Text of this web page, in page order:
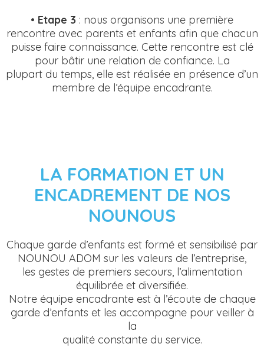
• Etape 3 : nous organisons une première
rencontre avec parents et enfants afin que chacun
puisse faire connaissance. Cette rencontre est clé
pour bâtir une relation de confiance. La
plupart du temps, elle est réalisée en présence d’un
membre de l’équipe encadrante.
LA FORMATION ET UN
ENCADREMENT DE NOS
NOUNOUS
Chaque garde d’enfants est formé et sensibilisé par
NOUNOU ADOM sur les valeurs de l’entreprise,
les gestes de premiers secours, l’alimentation
équilibrée et diversifiée.
Notre équipe encadrante est à l’écoute de chaque
garde d’enfants et les accompagne pour veiller à
la
qualité constante du service.